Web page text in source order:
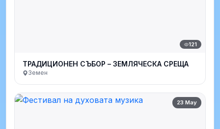
121
ТРАДИЦИОНЕН СЪБОР – ЗЕМЛЯЧЕСКА СРЕЩА
Земен
23 May